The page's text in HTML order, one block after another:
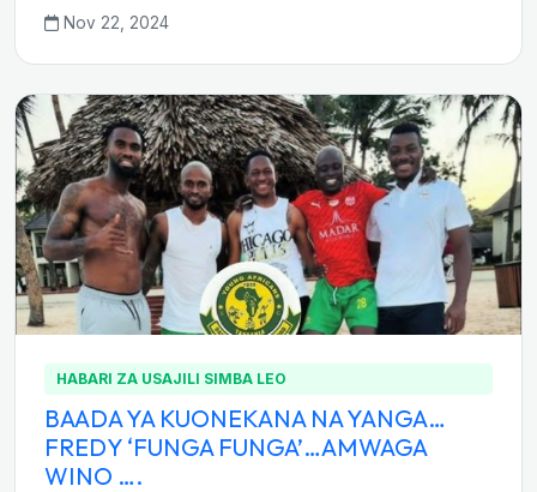
Nov 22, 2024
HABARI ZA USAJILI SIMBA LEO
BAADA YA KUONEKANA NA YANGA…
FREDY ‘FUNGA FUNGA’…AMWAGA
WINO ….